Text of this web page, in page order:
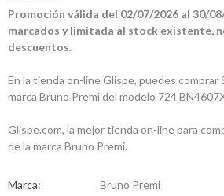
Promoción válida del 02/07/2026 al 30/
marcados y limitada al stock existente,
descuentos.
En la tienda on-line Glispe, puedes comprar
marca Bruno Premi del modelo 724
Glispe.com, la mejor tienda on-line para
de la marca Bruno Premi.
Marca: Bruno Premi